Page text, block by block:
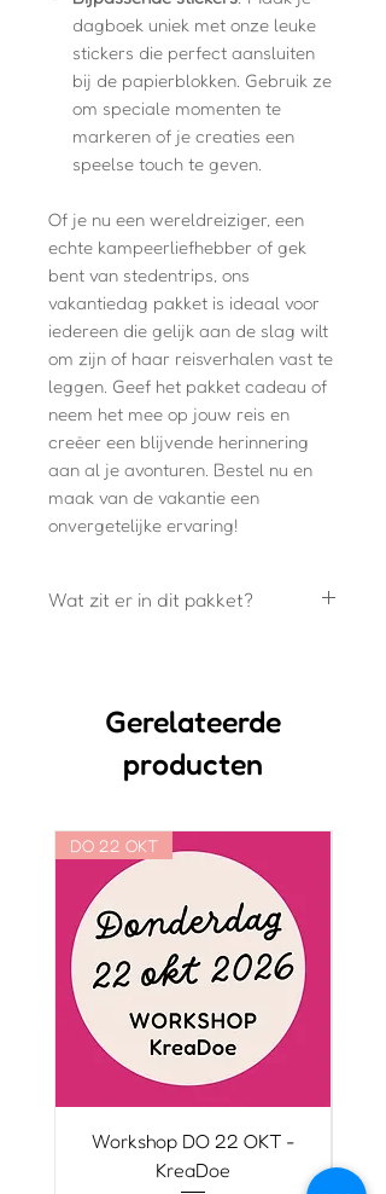
dagboek uniek met onze leuke
stickers die perfect aansluiten
bij de papierblokken. Gebruik ze
om speciale momenten te
markeren of je creaties een
speelse touch te geven.
Of je nu een wereldreiziger, een
echte kampeerliefhebber of gek
bent van stedentrips, ons
vakantiedag pakket is ideaal voor
iedereen die gelijk aan de slag wilt
om zijn of haar reisverhalen vast te
leggen. Geef het pakket cadeau of
neem het mee op jouw reis en
creëer een blijvende herinnering
aan al je avonturen. Bestel nu en
maak van de vakantie een
onvergetelijke ervaring!
Wat zit er in dit pakket?
Handgeïllustreerde vakantie
stickers
Gerelateerde
producten
DO 22 OKT
Workshop DO 22 OKT -
KreaDoe